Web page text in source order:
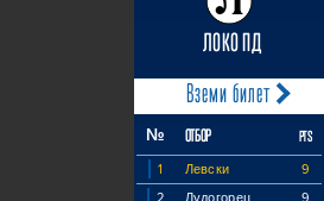
ЛОКО ПД
Вземи билет
№ ОТБОР PTS
1 Левски
9
2
Лудогорец
9